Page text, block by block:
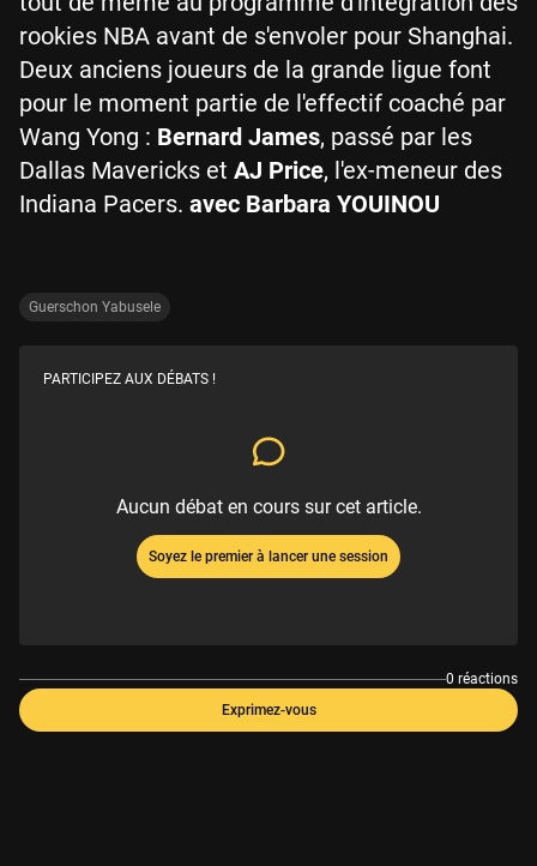
rookies NBA avant de s'envoler pour Shanghai.
Deux anciens joueurs de la grande ligue font
pour le moment partie de l'effectif coaché par
Wang Yong : Bernard James, passé par les
Dallas Mavericks et AJ Price, l'ex-meneur des
Indiana Pacers. avec Barbara YOUINOU
Guerschon Yabusele
PARTICIPEZ AUX DÉBATS !
Aucun débat en cours sur cet article.
Soyez le premier à lancer une session
0 réactions
Exprimez-vous